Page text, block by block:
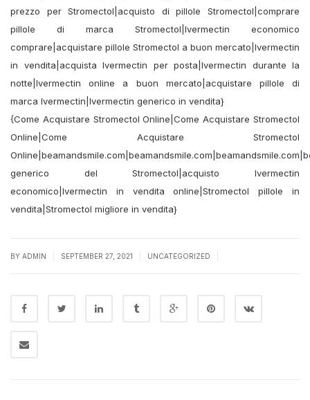
prezzo per Stromectol|acquisto di pillole Stromectol|comprare
pillole di marca Stromectol|Ivermectin economico
comprare|acquistare pillole Stromectol a buon mercato|Ivermectin
in vendita|acquista Ivermectin per posta|Ivermectin durante la
notte|Ivermectin online a buon mercato|acquistare pillole di
marca Ivermectin|Ivermectin generico in vendita}
{Come Acquistare Stromectol Online|Come Acquistare Stromectol
Online|Come Acquistare Stromectol
generico del Stromectol|acquisto Ivermectin
economico|Ivermectin in vendita online|Stromectol pillole in
vendita|Stromectol migliore in vendita}
BY ADMIN SEPTEMBER 27, 2021 UNCATEGORIZED